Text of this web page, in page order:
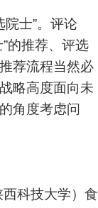
士”。评论
的推荐、评选
荐流程当然必
略高度面向未
角度考虑问
科技大学）食